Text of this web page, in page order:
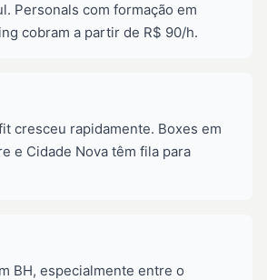
Personals com formação em
cobram a partir de R$ 90/h.
cresceu rapidamente. Boxes em
e Cidade Nova têm fila para
BH, especialmente entre o